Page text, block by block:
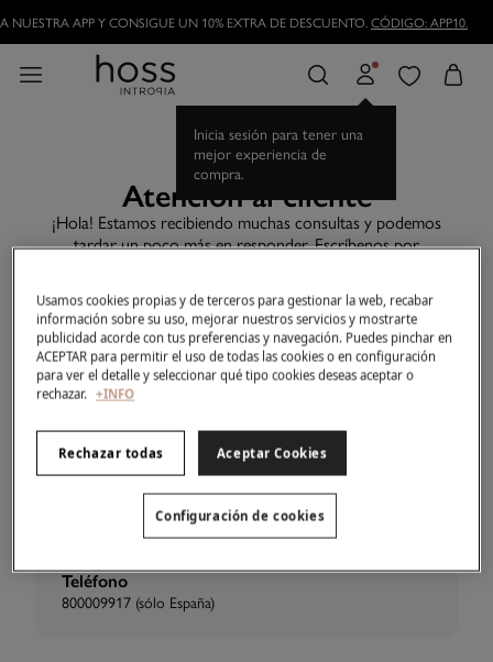
NUESTRA APP Y CONSIGUE UN 10% EXTRA DE DESCUENTO.CÓDIGO: APP10.
Inicia sesión para tener una
mejor experiencia de
compra.
Atención al cliente
¡Hola! Estamos recibiendo muchas consultas y podemos
tardar un poco más en responder. Escríbenos por
¡Gracias por tu paciencia!
Antes de contactarnos, te sugerimos que consultes nuestras
preguntas frecuentes. Si no encuentras lo que buscas puedes
contactarnos a través del método que prefieras.
E-Mail
online@hossintropia.com
Teléfono
800009917 (sólo España)
Usamos cookies propias y de terceros para gestionar la web, recabar
información sobre su uso, mejorar nuestros servicios y mostrarte
publicidad acorde con tus preferencias y navegación. Puedes pinchar en
ACEPTAR para permitir el uso de todas las cookies o en configuración
para ver el detalle y seleccionar qué tipo cookies deseas aceptar o
rechazar. +INFO
Rechazar todas Aceptar Cookies
Configuración de cookies